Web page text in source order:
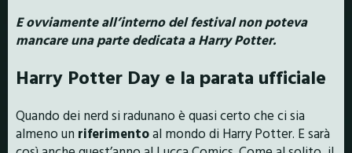
E ovviamente all’interno del festival non poteva
mancare una parte dedicata a Harry Potter.
Harry Potter Day e la parata ufficiale
Quando dei nerd si radunano è quasi certo che ci sia
almeno un riferimentoal mondo di Harry Potter. E sarà